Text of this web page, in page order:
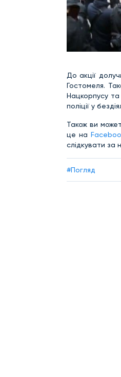
До акції
Гостомеля.
Нацкорпусу та
поліції у
Також ви
це на
слідкувати за
#Погляд